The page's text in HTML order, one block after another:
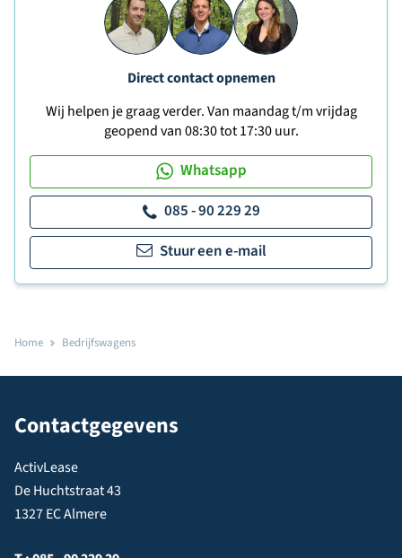
Direct contact opnemen
Wij helpen je graag verder. Van maandag t/m vrijdag
geopend van 08:30 tot 17:30 uur.
Whatsapp
085 - 90 229 29
Stuur een e-mail
Home Bedrijfswagens
Contactgegevens
ActivLease
De Huchtstraat 43
1327 EC Almere